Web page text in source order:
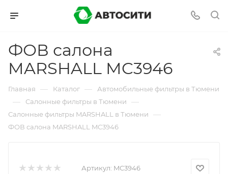
ФОВ салона
MARSHALL MC3946
Главная — Каталог — Автомобильные фильтры в Тюмени
— Салонные фильтры в Тюмени —
Салонные фильтры MARSHALL в Тюмени —
ФОВ салона MARSHALL MC3946
Артикул: MC3946